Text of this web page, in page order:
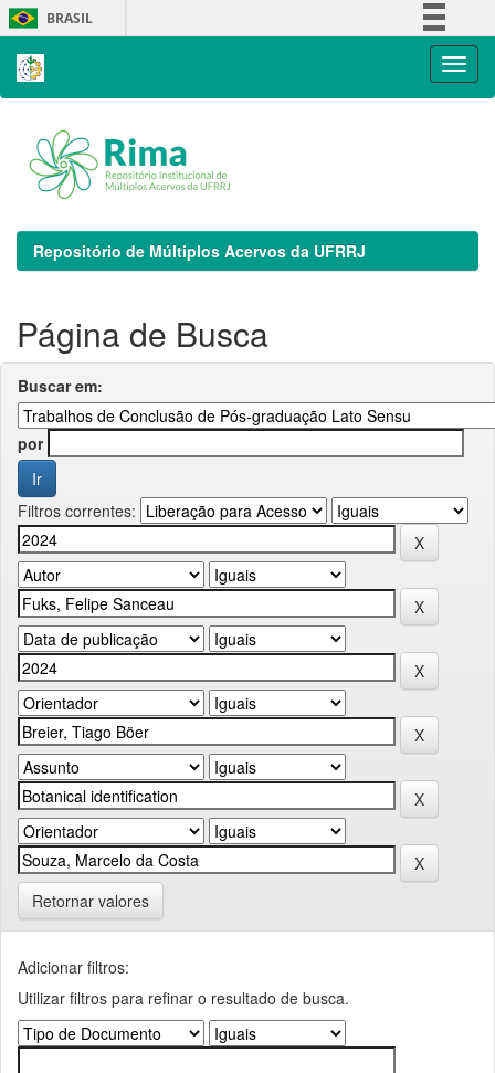
Skip
navigation
BRASIL
Repositório de Múltiplos Acervos da UFRRJ
Página de Busca
Buscar em:
por
Filtros correntes:
Retornar valores
Adicionar filtros:
Utilizar filtros para refinar o resultado de busca.